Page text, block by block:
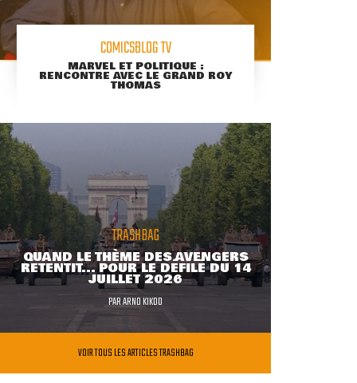
COMICSBLOG TV
MARVEL ET POLITIQUE :
RENCONTRE AVEC LE GRAND ROY
THOMAS
TRASHBAG
QUAND LE THÈME DES AVENGERS
RETENTIT... POUR LE DÉFILÉ DU 14
JUILLET 2026
PARARNO KIKOO
VOIR TOUS LES ARTICLES TRASHBAG